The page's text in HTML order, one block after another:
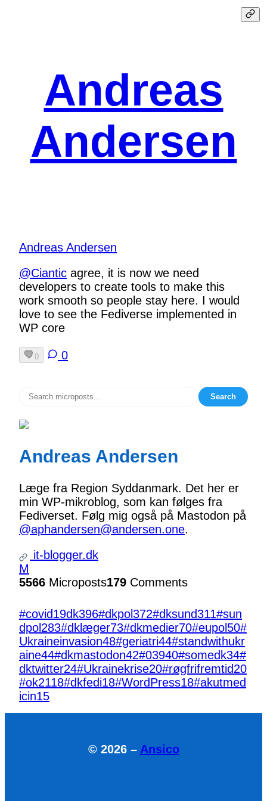
Andreas
Andersen
Andreas Andersen
@Ciantic agree, it is now we need
developers to create tools to make this
work smooth so people stay here. I would
love to see the Fediverse implemented in
WP core
0 0
Search
Andreas Andersen
Læge fra Region Syddanmark. Det her er
min WP-mikroblog, som kan følges fra
Fediverset. Følg mig også på Mastodon på
@aphandersen@andersen.one.
it-blogger.dk
M
5566 Microposts179 Comments
#covid19dk396#dkpol372#dksund311#sun
dpol 283#dklæger73#dkmedier70#eupol 50#
Ukraineinvasion48#geriatri44#standwithukr
aine44#dkmastodon42#03940#somedk34#
dktwitter24#Ukrainekrise20#røgfrifremtid20
#ok2118#dkfedi18#WordPress18#akutmed
icin15
© 2026 – Ansico